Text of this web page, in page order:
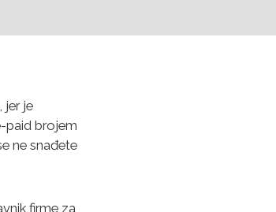
jer je
paid brojem
ne snađete
firme za